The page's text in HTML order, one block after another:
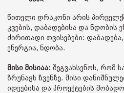
წითელი დრაკონი არის
კვების, დაბადებისა და ნდობის
ძირითადი თვისებები:
ენერგია, ნდობა.
მისი მისიაა: შეგვახსენოს, რომ
ზრუნავს ჩვენზე. მისი
იდეებისა და პროექტების